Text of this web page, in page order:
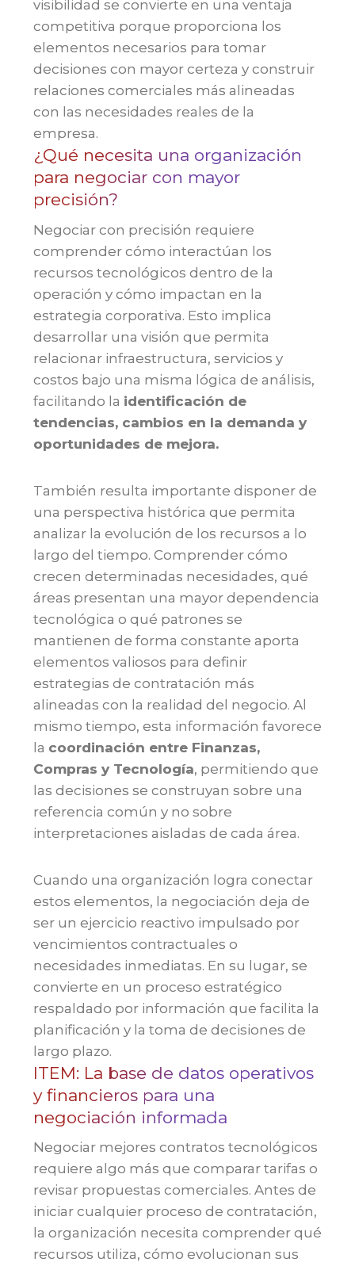
visibilidad se convierte en una ventaja
competitiva porque proporciona los
elementos necesarios para tomar
decisiones con mayor certeza y construir
relaciones comerciales más alineadas
con las necesidades reales de la
empresa.
¿Qué necesita una organización
para negociar con mayor
precisión?
Negociar con precisión requiere
comprender cómo interactúan los
recursos tecnológicos dentro de la
operación y cómo impactan en la
estrategia corporativa. Esto implica
desarrollar una visión que permita
relacionar infraestructura, servicios y
costos bajo una misma lógica de análisis,
facilitando la identificación de
tendencias, cambios en la demanda y
oportunidades de mejora.
También resulta importante disponer de
una perspectiva histórica que permita
analizar la evolución de los recursos a lo
largo del tiempo. Comprender cómo
crecen determinadas necesidades, qué
áreas presentan una mayor dependencia
tecnológica o qué patrones se
mantienen de forma constante aporta
elementos valiosos para definir
estrategias de contratación más
alineadas con la realidad del negocio. Al
mismo tiempo, esta información favorece
la coordinación entre Finanzas,
Compras y Tecnología, permitiendo que
las decisiones se construyan sobre una
referencia común y no sobre
interpretaciones aisladas de cada área.
Cuando una organización logra conectar
estos elementos, la negociación deja de
ser un ejercicio reactivo impulsado por
vencimientos contractuales o
necesidades inmediatas. En su lugar, se
convierte en un proceso estratégico
respaldado por información que facilita la
planificación y la toma de decisiones de
largo plazo.
ITEM: La base de datos operativos
y financieros para una
negociación informada
Negociar mejores contratos tecnológicos
requiere algo más que comparar tarifas o
revisar propuestas comerciales. Antes de
iniciar cualquier proceso de contratación,
la organización necesita comprender qué
recursos utiliza, cómo evolucionan sus